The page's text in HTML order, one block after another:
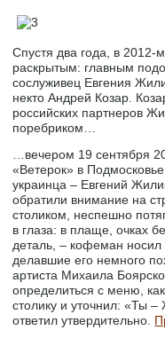
Спустя два года, в 2012-
раскрытым: главным
сослуживец Евгения
некто Андрей Козар.
российских партнеров
поребриком…
…вечером 19 сентября
«Ветерок» в
украинца – Евгений
обратили внимание на
столиком, неспешно
в глаза: в плаще, очках
деталь, – кофеман носил
делавшие его немного
артиста Михаила
определиться с меню,
столику и уточнил: «Ты
ответил утвердительно.